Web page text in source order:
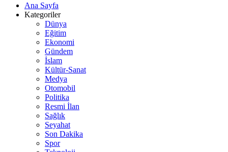
Ana Sayfa
Kategoriler
Dünya
Eğitim
Ekonomi
Gündem
İslam
Kültür-Sanat
Medya
Otomobil
Politika
Resmi İlan
Sağlık
Seyahat
Son Dakika
Spor